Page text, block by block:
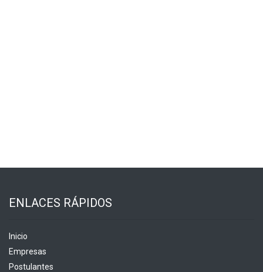
ENLACES RÁPIDOS
Inicio
Empresas
Postulantes